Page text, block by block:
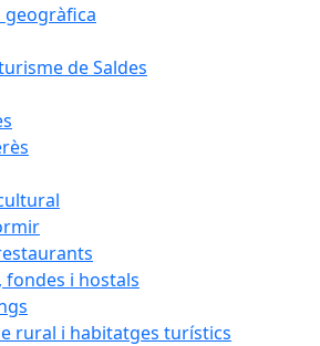
de Saldes
fondes i hostals
rural i habitatges turístics